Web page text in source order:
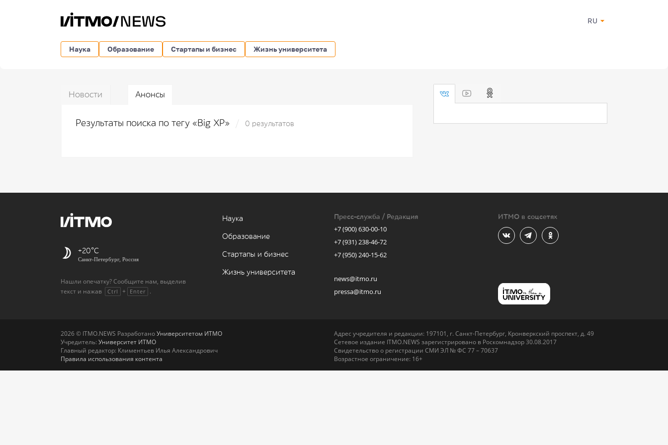
RU
Наука Образование Стартапы и бизнес Жизнь университета
Новости Анонсы
Результаты поиска по тегу «Big XP» 0 результатов
+20
Санкт-Петербург, Россия
Нашли опечатку? Сообщите нам, выделив
текст и нажав
Ctrl + Enter .
Наука
Образование
Стартапы и бизнес
Жизнь университета
Пресс-служба / Редакция
+7 (900) 630-00-10
+7 (931) 238-46-72
+7 (950) 240-15-62
news@itmo.ru
pressa@itmo.ru
ИТМО в соцсетях
2026 © ITMO.NEWS РазработаноУниверситетом ИТМО
Учредитель: Университет ИТМО
Главный редактор: Климентьев Илья Александрович
Правила использования контента
Адрес учредителя и редакции: 197101, г. Санкт-Петербург, Кронверкский проспект, д. 49
Сетевое издание ITMO.NEWS зарегистрировано в Роскомнадзор 30.08.2017
Свидетельство о регистрации СМИ ЭЛ № ФС 77 – 70637
Возрастное ограничение: 16+